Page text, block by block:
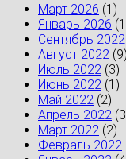
Март 2026 (1)
Январь 2026
Сентябрь 2022
Август 2022 (9)
Июль 2022 (3)
Июнь 2022 (1)
Май 2022 (2)
Апрель 2022
Март 2022 (2)
Февраль 2022